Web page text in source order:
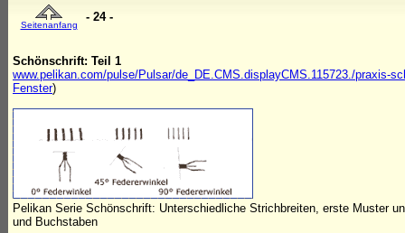
Seitenanfang
- 24 -
Schönschrift: Teil 1
www.pelikan.com/pulse/Pulsar/de_DE.CMS.displayCMS.115723./praxis-
Fenster)
Pelikan Serie Schönschrift: Unterschiedliche Strichbreiten, erste Muster
und Buchstaben